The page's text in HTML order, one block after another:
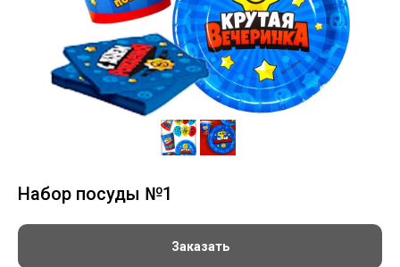
Набор посуды №1
Заказать